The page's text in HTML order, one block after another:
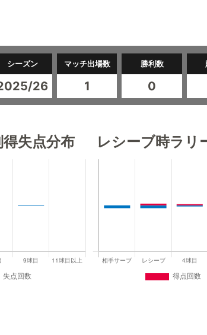
シーズン
26
マッチ出場数
1
勝利数
0
失点分布 レシーブ時ラリ